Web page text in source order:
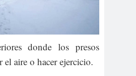
donde los presos
el aire o hacer ejercicio.